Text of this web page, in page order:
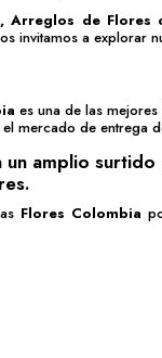
,Arreglos de Flores
invitamos a explorar
es una de las mejores
el mercado de entrega
un amplio surtido
Flores Colombia